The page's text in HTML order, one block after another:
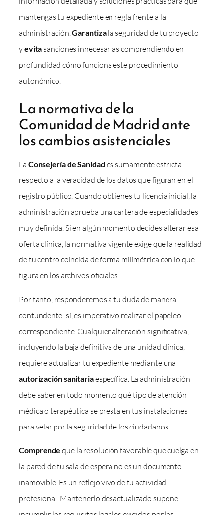
mantengas tu expediente en regla frente a la
administración.Garantizala seguridad de tu proyecto
yevita sanciones innecesarias comprendiendo en
profundidad cómo funciona este procedimiento
autonómico.
La normativa de la
Comunidad de Madrid ante
los cambios asistenciales
La Consejería de Sanidad es sumamente estricta
respecto a la veracidad de los datos que figuran en el
registro público. Cuando obtienes tu licencia inicial, la
administración aprueba una cartera de especialidades
muy definida. Si en algún momento decides alterar esa
oferta clínica, la normativa vigente exige que la realidad
de tu centro coincida de forma milimétrica con lo que
figura en los archivos oficiales.
Por tanto, responderemos a tu duda de manera
contundente: sí, es imperativo realizar el papeleo
correspondiente. Cualquier alteración significativa,
incluyendo la baja definitiva de una unidad clínica,
requiere actualizar tu expediente mediante una
autorización sanitariaespecífica. La administración
debe saber en todo momento qué tipo de atención
médica o terapéutica se presta en tus instalaciones
para velar por la seguridad de los ciudadanos.
Comprende que la resolución favorable que cuelga en
la pared de tu sala de espera no es un documento
inamovible. Es un reflejo vivo de tu actividad
profesional. Mantenerlo desactualizado supone